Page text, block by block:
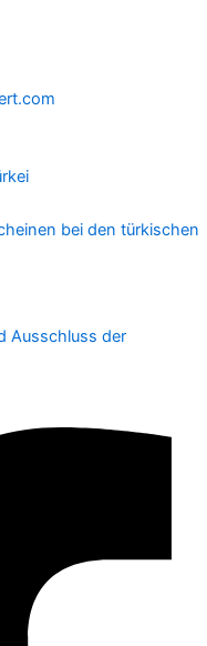
bei den türkischen
Ausschluss der